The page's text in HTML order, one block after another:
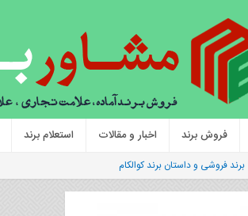
فروش برند اخبار و مقالات استعلام برند
|